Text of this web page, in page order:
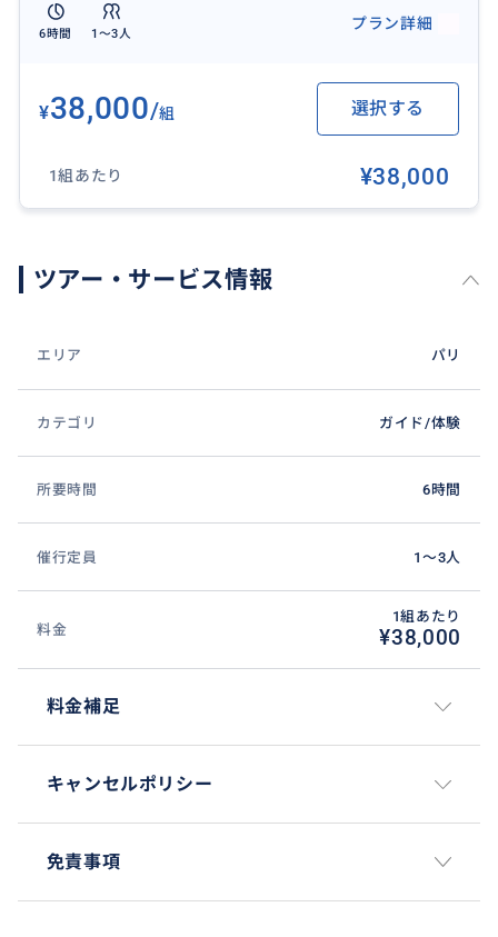
6時間 1〜3人
プラン詳細
¥38,000/組 選択する
1組あたり ¥38,000
ツアー・サービス情報
エリア パリ
カテゴリ ガイド/体験
所要時間 6時間
催行定員 1〜3人
料金
1組あたり
¥38,000
料金補足
キャンセルポリシー
免責事項